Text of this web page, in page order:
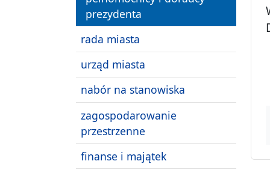
prezydenta
rada miasta
urząd miasta
nabór na stanowiska
zagospodarowanie
przestrzenne
finanse i majątek